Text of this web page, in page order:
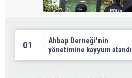
01
Ahbap Derneği'nin
yönetimine kayyum atandı